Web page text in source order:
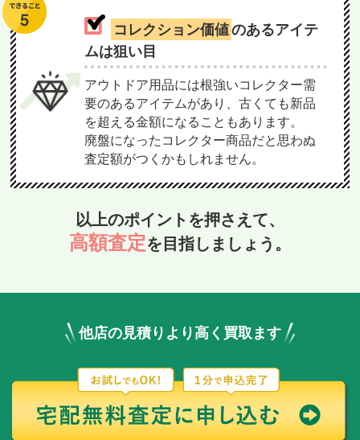
コレクション価値のあるアイテ
ムは狙い目
アウトドア用品には根強いコレクター需
要のあるアイテムがあり、古くても新品
を超える金額になることもあります。
廃盤になったコレクター商品だと思わぬ
査定額がつくかもしれません。
以上のポイントを押さえて、
高額査定を目指しましょう。
他店の見積りより高く買取ます